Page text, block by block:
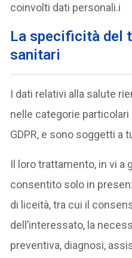
coinvolti dati personali.i
La specificità del
sanitari
I dati relativi alla salute
nelle categorie
GDPR, e sono soggetti a
Il loro trattamento, in vi a
consentito solo in
di liceità, tra cui il
dell’interessato, la
preventiva, diagnosi,